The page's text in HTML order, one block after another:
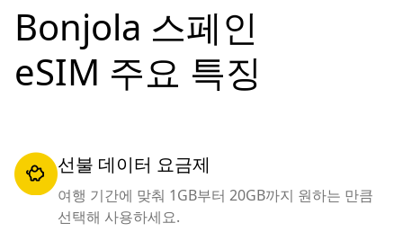
Bonjola 스페인
eSIM 주요 특징
선불 데이터 요금제
여행 기간에 맞춰 1GB부터 20GB까지 원하는 만큼
선택해 사용하세요.